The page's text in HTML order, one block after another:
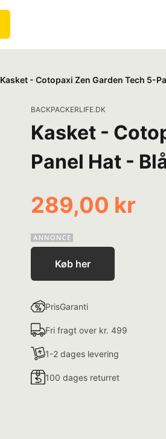
Kasket - Cotopaxi Zen Garden Tech 5-
BACKPACKERLIFE.DK
Kasket -
Panel Hat -
289,00 kr
Køb her
PrisGaranti
Fri fragt over kr. 499
1-2 dages levering
100 dages returret